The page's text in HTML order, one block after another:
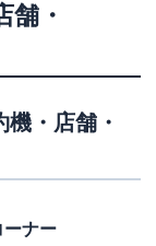
舗・
・店舗・
ーナー